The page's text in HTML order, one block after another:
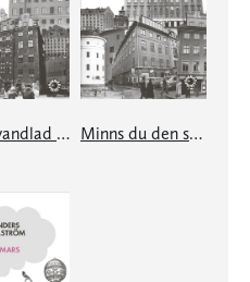
I en förvandlad stad Minns du den stad